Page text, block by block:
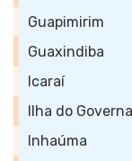
Guapimirim
Guaxindiba
Icaraí
Ilha do
Inhaúma